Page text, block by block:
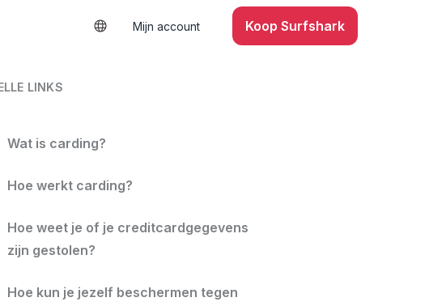
Mijn account Koop Surfshark
LINKS
Wat is carding?
Hoe werkt carding?
Hoe weet je of je creditcardgegevens
zijn gestolen?
Hoe kun je jezelf beschermen tegen